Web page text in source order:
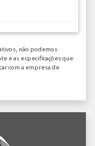
não podemos
e as especificações que
com a empresa de